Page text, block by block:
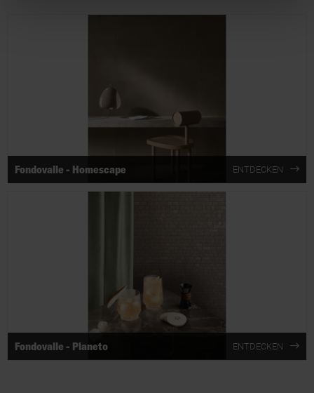
Fondovalle - Homescape ENTDECKEN
Fondovalle - Planeto ENTDECKEN